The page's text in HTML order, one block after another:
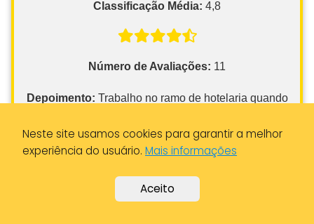
Número de Avaliações:
Depoimento:Trabalho no ramo de hotelaria quando
os únicos que costumam atender e aceitar fazer o
Neste site usamos cookies para garantir a melhor
experiência do usuário. Mais informações
Aceito